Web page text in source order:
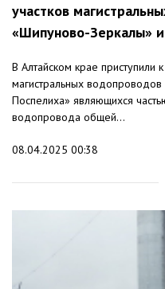
участков
«Шипуново-Зеркалы»
В Алтайском крае приступили
магистральных
Поспелиха» являющихся
водопровода общей...
08.04.2025 00:38